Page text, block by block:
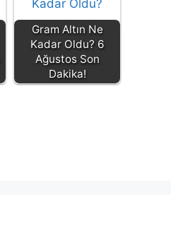
Gram Altın Ne
Kadar Oldu? 6
Ağustos Son
Dakika!